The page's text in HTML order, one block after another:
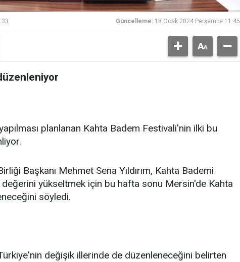
Güncelleme: 18 Ocak 2024 Perşembe 11:45
planlanan Kahta Badem Festivali'nin ilki bu
Başkanı Mehmet Sena Yıldırım, Kahta Bademi
değerini yükseltmek için bu hafta sonu Mersin'de Kahta
söyledi.
değişik illerinde de düzenleneceğini belirten